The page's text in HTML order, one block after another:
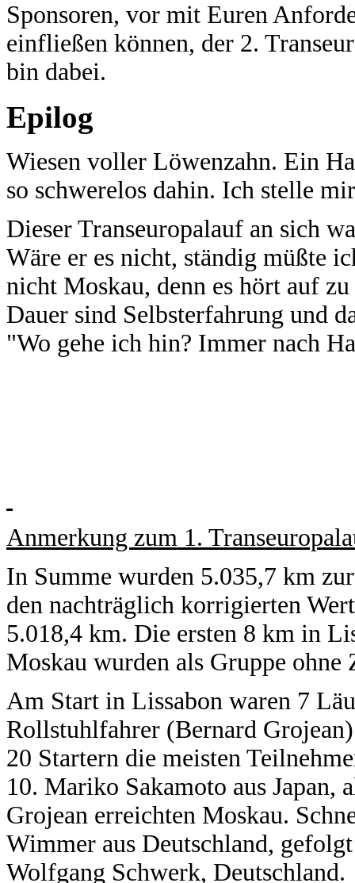
Sponsoren, vor mit Euren
einfließen können, der 2.
bin dabei.
Epilog
Wiesen voller Löwenzahn. Ein
so schwerelos dahin. Ich stelle
Dieser Transeuropalauf an sich
Wäre er es nicht, ständig müßte
nicht Moskau, denn es hört auf
Dauer sind Selbsterfahrung und
"Wo gehe ich hin? Immer nach
Anmerkung zum 1.
In Summe wurden 5.035,7 km
den nachträglich korrigierten
5.018,4 km. Die ersten 8 km in
Moskau wurden als Gruppe ohne
Am Start in Lissabon waren 7
Rollstuhlfahrer (Bernard
20 Startern die meisten
10. Mariko Sakamoto aus Japan,
Grojean erreichten Moskau.
Wimmer aus Deutschland,
Wolfgang Schwerk, Deutschland.